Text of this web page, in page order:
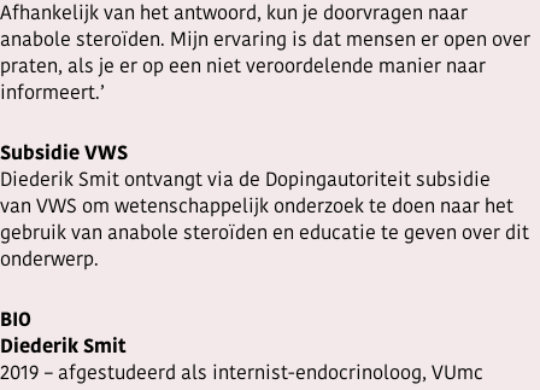
Afhankelijk van het antwoord, kun je doorvragen naar
anabole steroïden. Mijn ervaring is dat mensen er open over
praten, als je er op een niet veroordelende manier naar
informeert.’
Subsidie VWS
Diederik Smit ontvangt via de Dopingautoriteit subsidie
van VWS om wetenschappelijk onderzoek te doen naar het
gebruik van anabole steroïden en educatie te geven over dit
onderwerp.
BIO
Diederik Smit
2019 – afgestudeerd als internist-endocrinoloog, VUmc